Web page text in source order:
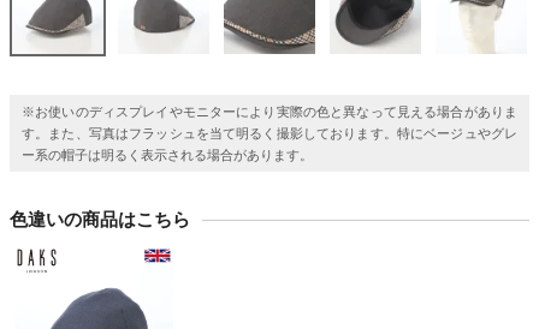
※お使いのディスプレイやモニターにより実際の色と異なって見える場合がありま
す。また、写真はフラッシュを当て明るく撮影しております。特にベージュやグレ
ー系の帽子は明るく表示される場合があります。
色違いの商品はこちら